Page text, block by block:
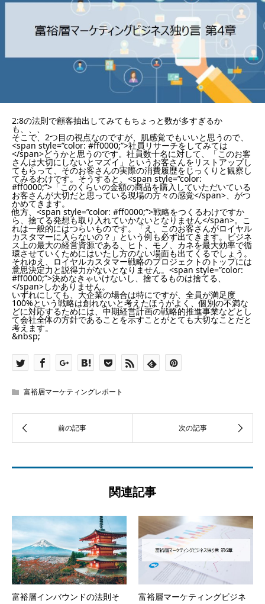
2:8の法則で顧客抽出してみてもちょっと数が多すぎるか
も、、、
そこで、2つ目の視点なのですが、肌感覚でもいいと思うので、
<span style=”color: #ff0000;”>社員リサーチをしてみては
</span>どうかと思うのです。社員数十名に対して、「このお客
さんは大切にしないとマズイ」というお客さんをリストアップし
てもらって、そのお客さんの実際の消費履歴をじっくりと観察し
てみるわけです。そうすると、<span style=”color:
#ff0000;”>「このくらいの金額の商品を購入していただいている
お客さんが大切だと思っている現場の方々の感覚</span>、がつ
かめてきます。
他方、<span style=”color: #ff0000;”>戦略をつくるわけですか
ら、捨てる発想も取り入れていかないとなりません</span>。こ
れは一般的にはつらいものです。「え、このお客さんがロイヤル
カスタマーに入らないの？」という例も必ず出てきます。ビジネ
ス上の最大の経営資源である、ヒト、モノ、カネを最大効率で循
環させていくためにはいたし方のない場面も出てくるでしょう。
それゆえ、ロイヤルカスタマー戦略のプロジェクトのトップには
意思決定力と説得力がないとなりません。<span style=”color:
#ff0000;”>決めなきゃいけないし、捨てるものは捨てる、
</span>しかありません。
いずれにしても、大企業の場合は特にですが、全員が満足度
100%という戦略は創れないと考えたほうがよく、個別の不満な
どに対応するためには、中期経営計画の戦略的推進事業などとし
て会社全体の方針であることを示すことがとても大切なことだと
考えます。
&nbsp;
富裕層マーケティングレポート
関連記事
富裕層インバウンドの法則そ
富裕層マーケティングビジネ